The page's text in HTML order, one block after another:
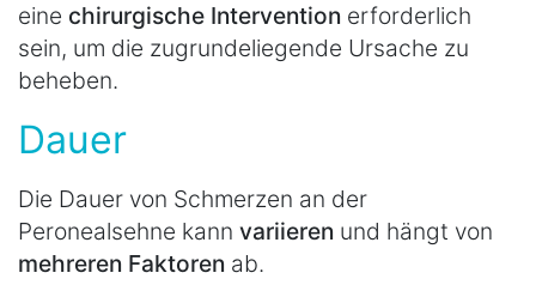
eine chirurgische Intervention erforderlich
sein, um die zugrundeliegende Ursache zu
beheben.
Dauer
Die Dauer von Schmerzen an der
Peronealsehne kann variieren und hängt von
mehreren Faktoren ab.